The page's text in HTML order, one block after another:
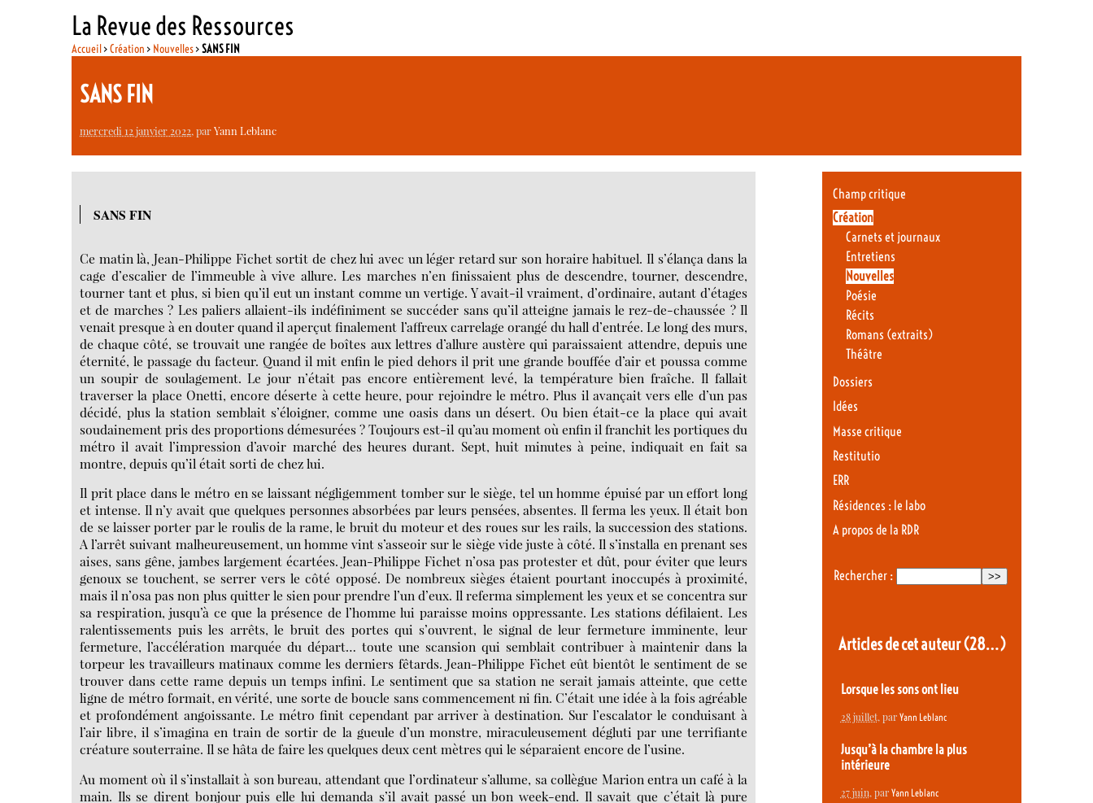
La Revue des Ressources
Accueil>Création > Nouvelles>SANS FIN
SANS FIN
mercredi 12 janvier 2022, parYann Leblanc
SANS FIN
Ce matin là, Jean-Philippe Fichet sortit de chez lui avec un léger retard sur son horaire habituel. Il s’élança dans la
cage d’escalier de l’immeuble à vive allure. Les marches n’en finissaient plus de descendre, tourner, descendre,
tourner tant et plus, si bien qu’il eut un instant comme un vertige. Y avait-il vraiment, d’ordinaire, autant d’étages
et de marches ? Les paliers allaient-ils indéfiniment se succéder sans qu’il atteigne jamais le rez-de-chaussée ? Il
venait presque à en douter quand il aperçut finalement l’affreux carrelage orangé du hall d’entrée. Le long des murs,
de chaque côté, se trouvait une rangée de boîtes aux lettres d’allure austère qui paraissaient attendre, depuis une
éternité, le passage du facteur. Quand il mit enfin le pied dehors il prit une grande bouffée d’air et poussa comme
un soupir de soulagement. Le jour n’était pas encore entièrement levé, la température bien fraîche. Il fallait
traverser la place Onetti, encore déserte à cette heure, pour rejoindre le métro. Plus il avançait vers elle d’un pas
décidé, plus la station semblait s’éloigner, comme une oasis dans un désert. Ou bien était-ce la place qui avait
soudainement pris des proportions démesurées ? Toujours est-il qu’au moment où enfin il franchit les portiques du
métro il avait l’impression d’avoir marché des heures durant. Sept, huit minutes à peine, indiquait en fait sa
montre, depuis qu’il était sorti de chez lui.
Il prit place dans le métro en se laissant négligemment tomber sur le siège, tel un homme épuisé par un effort long
et intense. Il n’y avait que quelques personnes absorbées par leurs pensées, absentes. Il ferma les yeux. Il était bon
de se laisser porter par le roulis de la rame, le bruit du moteur et des roues sur les rails, la succession des stations.
A l’arrêt suivant malheureusement, un homme vint s’asseoir sur le siège vide juste à côté. Il s’installa en prenant ses
aises, sans gêne, jambes largement écartées. Jean-Philippe Fichet n’osa pas protester et dût, pour éviter que leurs
genoux se touchent, se serrer vers le côté opposé. De nombreux sièges étaient pourtant inoccupés à proximité,
mais il n’osa pas non plus quitter le sien pour prendre l’un d’eux. Il referma simplement les yeux et se concentra sur
sa respiration, jusqu’à ce que la présence de l’homme lui paraisse moins oppressante. Les stations défilaient. Les
ralentissements puis les arrêts, le bruit des portes qui s’ouvrent, le signal de leur fermeture imminente, leur
fermeture, l’accélération marquée du départ… toute une scansion qui semblait contribuer à maintenir dans la
torpeur les travailleurs matinaux comme les derniers fêtards. Jean-Philippe Fichet eût bientôt le sentiment de se
trouver dans cette rame depuis un temps infini. Le sentiment que sa station ne serait jamais atteinte, que cette
ligne de métro formait, en vérité, une sorte de boucle sans commencement ni fin. C’était une idée à la fois agréable
et profondément angoissante. Le métro finit cependant par arriver à destination. Sur l’escalator le conduisant à
l’air libre, il s’imagina en train de sortir de la gueule d’un monstre, miraculeusement dégluti par une terrifiante
créature souterraine. Il se hâta de faire les quelques deux cent mètres qui le séparaient encore de l’usine.
Au moment où il s’installait à son bureau, attendant que l’ordinateur s’allume, sa collègue Marion entra un café à la
main. Ils se dirent bonjour puis elle lui demanda s’il avait passé un bon week-end. Il savait que c’était là pure
Champ critique
Création
Carnets et journaux
Entretiens
Nouvelles
Poésie
Récits
Romans (extraits)
Théâtre
Dossiers
Idées
Masse critique
Restitutio
ERR
Résidences : le labo
A propos de la RDR
Rechercher :
Articles de cet auteur(28…)
Lorsque les sons ont lieu
28 juillet, par Yann Leblanc
Jusqu’à la chambre la plus
intérieure
27 juin, par Yann Leblanc